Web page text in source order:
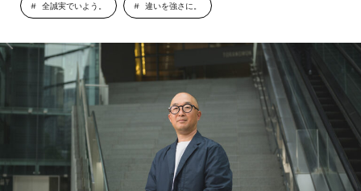
全誠実でいよう。 違いを強さに。